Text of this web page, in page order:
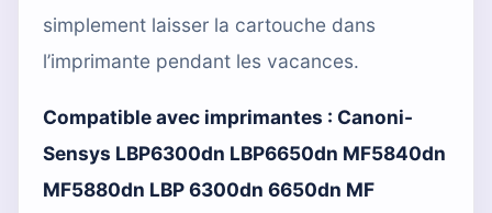
simplement laisser la cartouche dans
l’imprimante pendant les vacances.
Compatible avec imprimantes : Canoni-
Sensys LBP6300dn LBP6650dn MF5840dn
MF5880dn LBP 6300dn 6650dn MF